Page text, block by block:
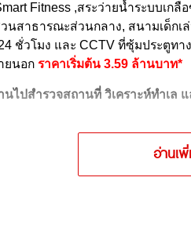
Fitness ,สระว่ายน้ำระบบเก
วนสาธารณะส่วนกลาง, สนามเด็กเ
ชั่วโมง และ CCTV ที่ซุ้มประตูทา
ยนอก ราคาเริ่มต้น 3.59 ล้านบาท*
นไปสำรวจสถานที่ วิเคราะห์ทำเล
อ่านเ